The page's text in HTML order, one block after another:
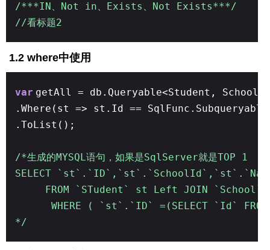
/***IN、Not in、Exists、Not Exists***/
//看标题2
1.2 where中使用
var getAll = db.Queryable<Student,
.Where(st => st.Id ==
.ToList();
/*生成的MYSQL语句，如果是SqlServer就是TOP 1
SELECT
FROM `STudent` st Left JOIN
WHERE ( `st`.`ID` =(SELECT `Id`
*/